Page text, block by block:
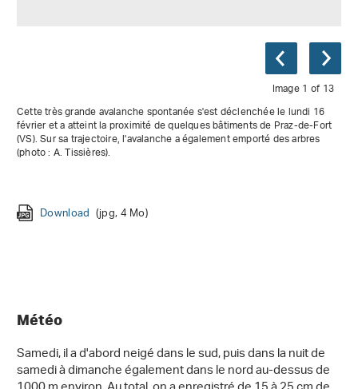
Image 1 of 13
Cette très grande avalanche spontanée s'est déclenchée le lundi 16
février et a atteint la proximité de quelques bâtiments de Praz-de-Fort
(VS). Sur sa trajectoire, l'avalanche a également emporté des arbres
(photo : A. Tissières).
Download (jpg, 4 Mo)
Download (jpg, 170 Ko)
Download (jpg, 913 Ko)
Météo
Samedi, il a d'abord neigé dans le sud, puis dans la nuit de
samedi à dimanche également dans le nord au-dessus de